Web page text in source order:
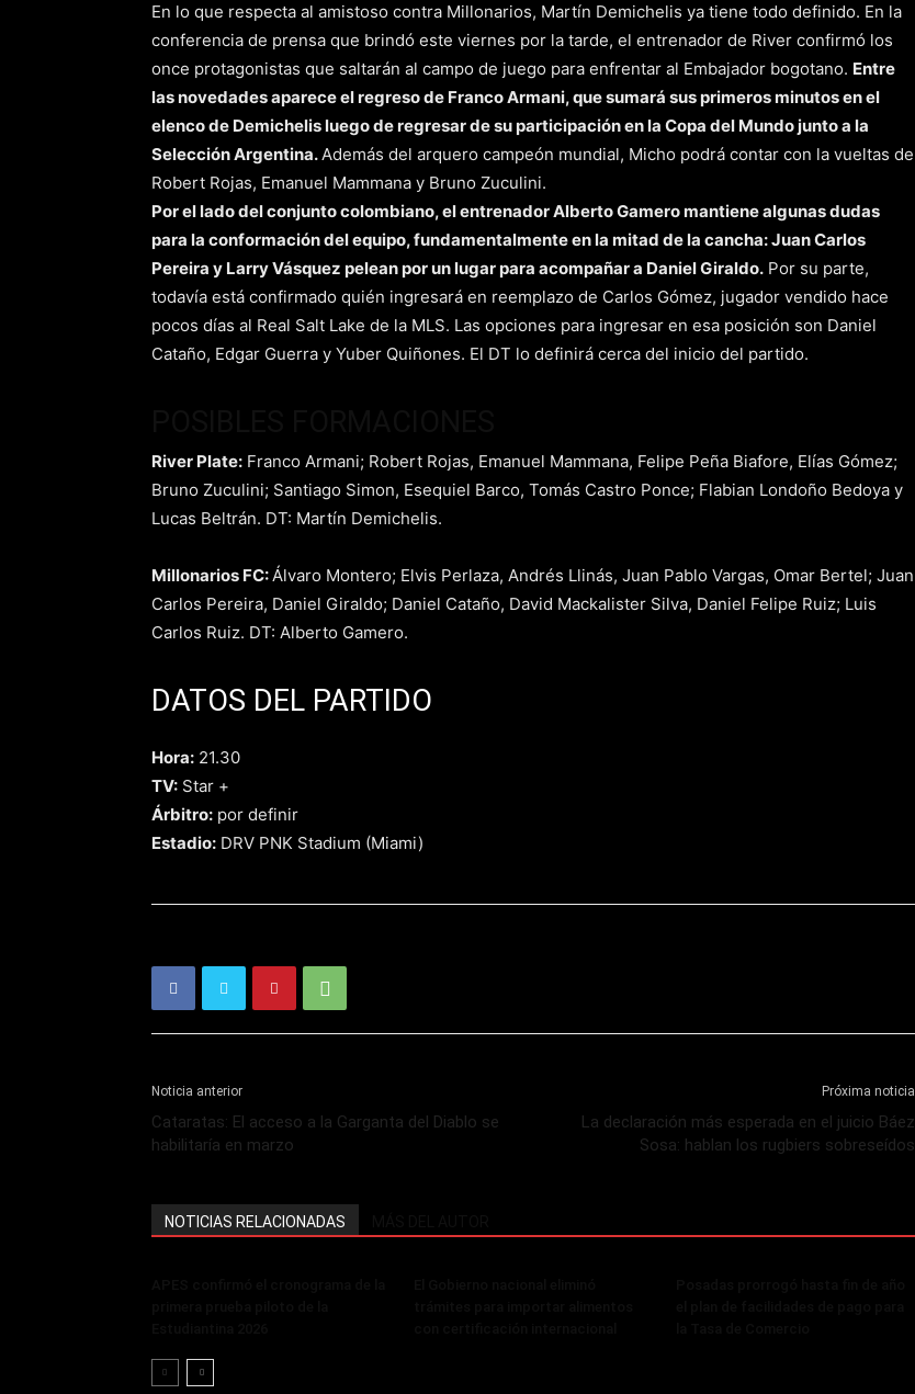
En lo que respecta al amistoso contra Millonarios, Martín Demichelis ya tiene todo definido. En la
conferencia de prensa que brindó este viernes por la tarde, el entrenador de River confirmó los
once protagonistas que saltarán al campo de juego para enfrentar al Embajador bogotano. Entre
las novedades aparece el regreso de Franco Armani, que sumará sus primeros minutos en el
elenco de Demichelis luego de regresar de su participación en la Copa del Mundo junto a la
Selección Argentina.Además del arquero campeón mundial, Micho podrá contar con la vueltas de
Robert Rojas, Emanuel Mammana y Bruno Zuculini.
Por el lado del conjunto colombiano, el entrenador Alberto Gamero mantiene algunas dudas
para la conformación del equipo, fundamentalmente en la mitad de la cancha: Juan Carlos
Pereira y Larry Vásquez pelean por un lugar para acompañar a Daniel Giraldo. Por su parte,
todavía está confirmado quién ingresará en reemplazo de Carlos Gómez, jugador vendido hace
pocos días al Real Salt Lake de la MLS. Las opciones para ingresar en esa posición son Daniel
Cataño, Edgar Guerra y Yuber Quiñones. El DT lo definirá cerca del inicio del partido.
River Plate: Franco Armani; Robert Rojas, Emanuel Mammana, Felipe Peña Biafore, Elías Gómez;
Bruno Zuculini; Santiago Simon, Esequiel Barco, Tomás Castro Ponce; Flabian Londoño Bedoya y
Lucas Beltrán. DT: Martín Demichelis.
Millonarios FC:Álvaro Montero; Elvis Perlaza, Andrés Llinás, Juan Pablo Vargas, Omar Bertel; Juan
Carlos Pereira, Daniel Giraldo; Daniel Cataño, David Mackalister Silva, Daniel Felipe Ruiz; Luis
Carlos Ruiz. DT: Alberto Gamero.
DATOS DEL PARTIDO
Hora: 21.30
TV: Star +
Árbitro: por definir
Estadio: DRV PNK Stadium (Miami)
Noticia anterior
Cataratas: El acceso a la Garganta del Diablo se
habilitaría en marzo
Próxima noticia
La declaración más esperada en el juicio Báez
Sosa: hablan los rugbiers sobreseídos
NOTICIAS RELACIONADAS